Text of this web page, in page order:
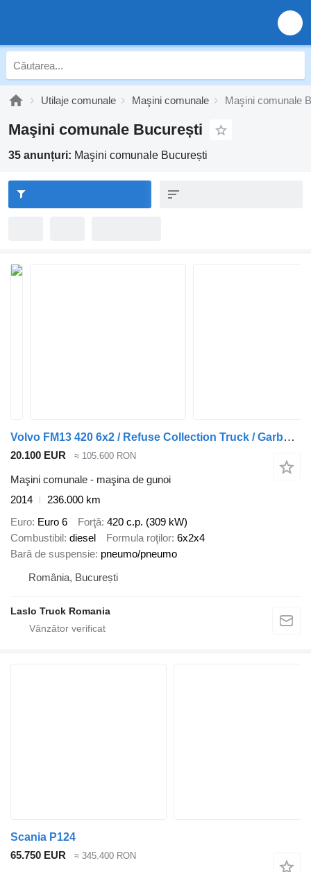
Utilaje comunale Maşini comunale Maşini comunale
Maşini comunale București
35 anunțuri: Maşini comunale București
Volvo FM13 420 6x2 / Refuse Collection Truck / Garbage Truck / Euro 6
20.100 EUR ≈ 105.600 RON
Maşini comunale - maşina de gunoi
2014
236.000 km
Euro Euro 6 Forţă 420 c.p. (309 kW)
Combustibil diesel Formula roţilor 6x2x4
Bară de suspensie pneumo/pneumo
România, București
Laslo Truck Romania
Scania P124
65.750 EUR
≈ 345.400 RON